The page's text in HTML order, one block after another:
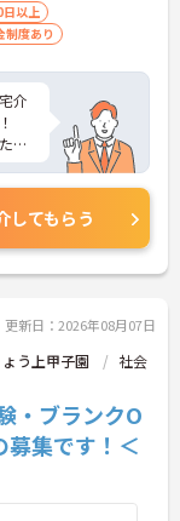
以上
制度あり
介
だ
に
さしてもらう
更新日：2026年08月07日
う上甲子園
社会
・ブランクO
集です！＜